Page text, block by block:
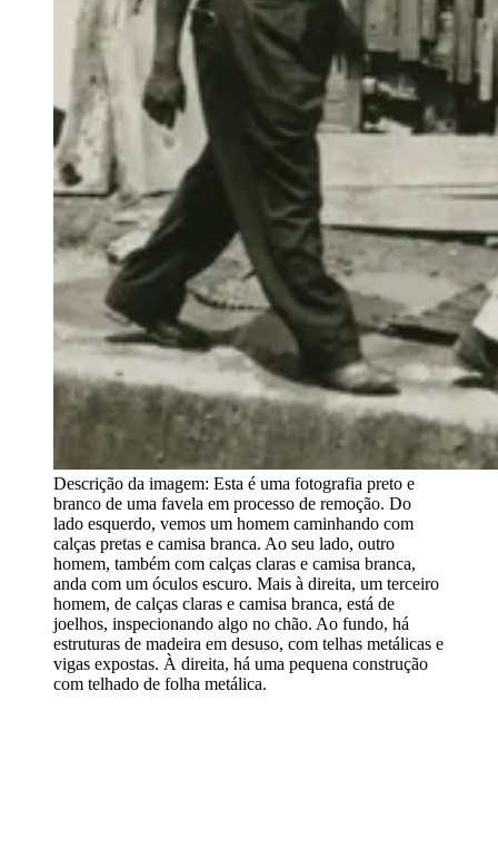
Descrição da imagem: Esta é uma fotografia preto e
branco de uma favela em processo de remoção. Do
lado esquerdo, vemos um homem caminhando com
calças pretas e camisa branca. Ao seu lado, outro
homem, também com calças claras e camisa branca,
anda com um óculos escuro. Mais à direita, um terceiro
homem, de calças claras e camisa branca, está de
joelhos, inspecionando algo no chão. Ao fundo, há
estruturas de madeira em desuso, com telhas metálicas e
vigas expostas. À direita, há uma pequena construção
com telhado de folha metálica.